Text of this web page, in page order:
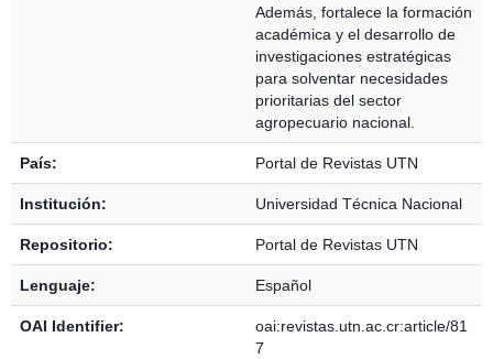
Además, fortalece la formación
académica y el desarrollo de
investigaciones estratégicas
para solventar necesidades
prioritarias del sector
agropecuario nacional.
País: Portal de Revistas UTN
Institución: Universidad Técnica Nacional
Repositorio: Portal de Revistas UTN
Lenguaje: Español
OAI Identifier:
oai:revistas.utn.ac.cr:article/81
7